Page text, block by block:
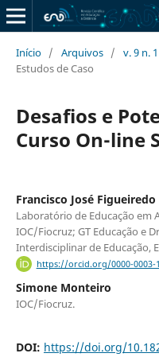
Início / Arquivos / v. 9 n.
Estudos de Caso
Desafios e
Curso On-line
Francisco José Figueiredo
Laboratório de Educação em
IOC/Fiocruz; GT Educação e
Interdisciplinar de Educação,
https://orcid.org/0000-0003-
Simone Monteiro
IOC/Fiocruz.
DOI: https://doi.org/